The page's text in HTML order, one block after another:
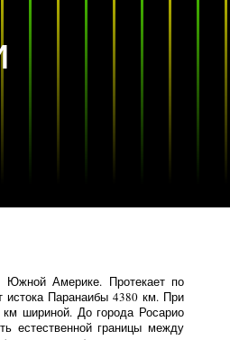
Америке. Протекает по
истока Паранаибы 4380 км. При
км шириной. До города Росарио
естественной границы между